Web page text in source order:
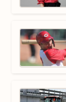
ス…...
熊本地震避難所
【悲報】ポケポ
アニメ好き32歳
大量...
にネット...